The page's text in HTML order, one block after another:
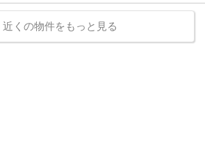
近くの物件をもっと見る